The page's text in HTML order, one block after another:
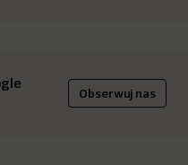
Obserwuj nas